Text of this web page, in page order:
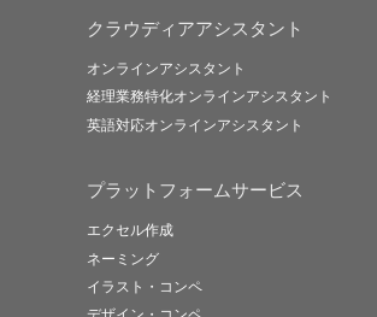
クラウディアアシスタント
オンラインアシスタント
経理業務特化オンラインアシスタント
英語対応オンラインアシスタント
プラットフォームサービス
エクセル作成
ネーミング
イラスト・コンペ